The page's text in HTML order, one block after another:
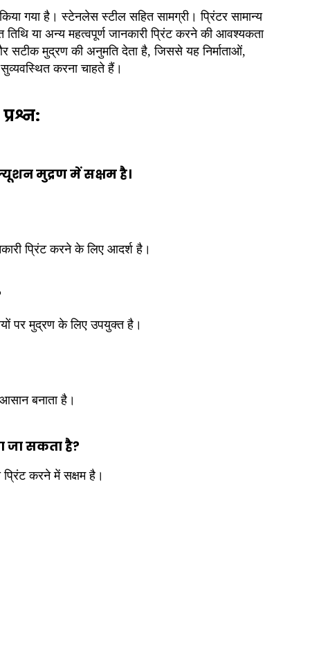
गया है। स्टेनलेस स्टील सहित सामग्री। प्रिंटर सामान्य
या अन्य महत्वपूर्ण जानकारी प्रिंट करने की आवश्यकता
सटीक मुद्रण की अनुमति देता है, जिससे यह निर्माताओं,
करना चाहते हैं।
मुद्रण में सक्षम है।
प्रिंट करने के लिए आदर्श है।
पर मुद्रण के लिए उपयुक्त है।
बनाता है।
जा सकता है?
प्रिंट करने में सक्षम है।